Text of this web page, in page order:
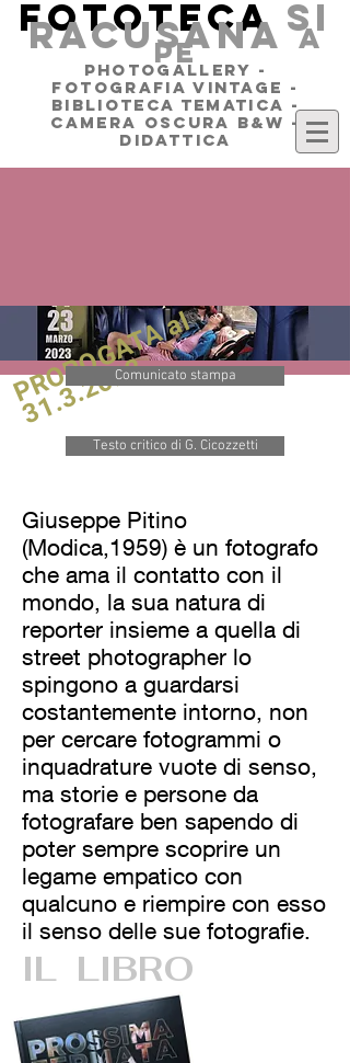
FOTOTECA SI
RACUSANAa
pe
PHOTOGALLERY -
FOTOGRAFIA VINTAGE -
BIBLIOTECA TEMATICA -
CAMERA OSCURA B&W -
DIDATTICA
PROROGATA al
31.3.2023Comunicato stampa
Testo critico di G. Cicozzetti
Giuseppe Pitino
(Modica,1959) è un fotografo
che ama il contatto con il
mondo, la sua natura di
reporter insieme a quella di
street photographer lo
spingono a guardarsi
costantemente intorno, non
per cercare fotogrammi o
inquadrature vuote di senso,
ma storie e persone da
fotografare ben sapendo di
poter sempre scoprire un
legame empatico con
qualcuno e riempire con esso
il senso delle sue fotografie.
IL LIBRO